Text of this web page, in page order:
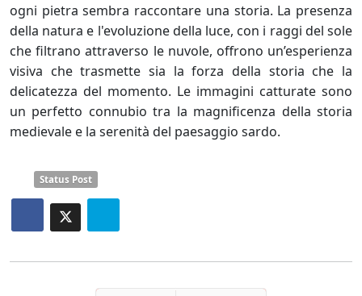
ogni pietra sembra raccontare una storia. La presenza
della natura e l'evoluzione della luce, con i raggi del sole
che filtrano attraverso le nuvole, offrono un’esperienza
visiva che trasmette sia la forza della storia che la
delicatezza del momento. Le immagini catturate sono
un perfetto connubio tra la magnificenza della storia
medievale e la serenità del paesaggio sardo.
Status Post